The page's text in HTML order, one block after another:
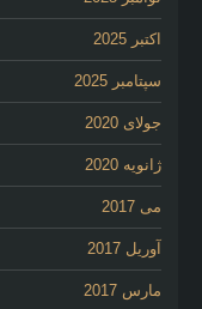
اکتبر 2025
سپتامبر 2025
جولای 2020
ژانویه 2020
می 2017
آوریل 2017
مارس 2017